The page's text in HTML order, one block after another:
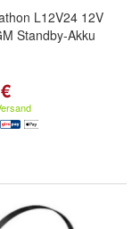
L12V24 12V
Standby-Akku